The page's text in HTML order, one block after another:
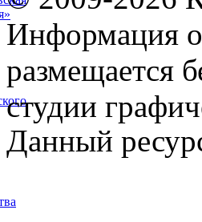
Информация о
размещается
студии
Данный